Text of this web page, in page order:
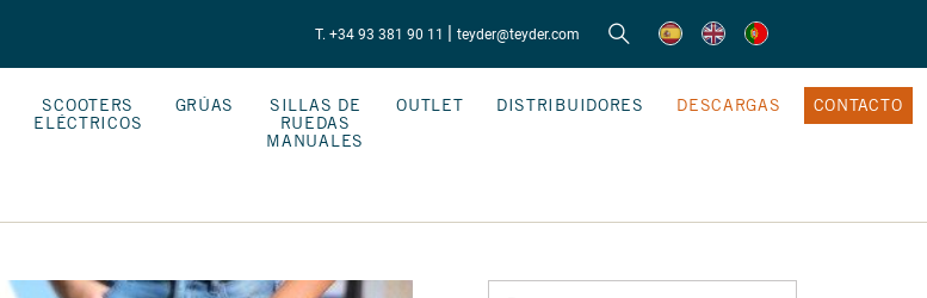
T. +34 93 381 90 11 | teyder@teyder.com
SCOOTERS
ELÉCTRICOS
GRÚAS
SILLAS DE
RUEDAS
MANUALES
OUTLET DISTRIBUIDORES DESCARGAS CONTACTO